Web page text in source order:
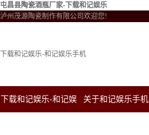
屯昌县陶瓷酒瓶厂家-下载和记娱乐
泸州茂源陶瓷制作有限公司欢迎您!
下载和记娱乐-和记娱乐手机
下载和记娱乐-和记娱 关于和记娱乐手机